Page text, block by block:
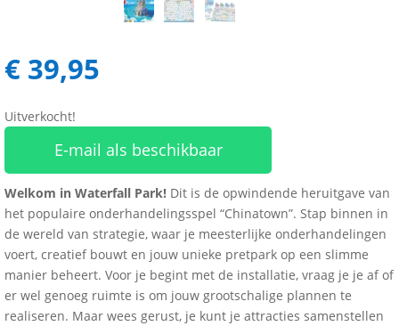
€ 39,95
Uitverkocht!
E-mail als beschikbaar
Welkom in Waterfall Park! Dit is de opwindende heruitgave van
het populaire onderhandelingsspel “Chinatown”. Stap binnen in
de wereld van strategie, waar je meesterlijke onderhandelingen
voert, creatief bouwt en jouw unieke pretpark op een slimme
manier beheert. Voor je begint met de installatie, vraag je je af of
er wel genoeg ruimte is om jouw grootschalige plannen te
realiseren. Maar wees gerust, je kunt je attracties samenstellen